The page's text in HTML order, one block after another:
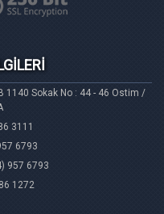
1140 Sokak No : 44 - 46 Ostim /
3111
6793
957 6793
1272